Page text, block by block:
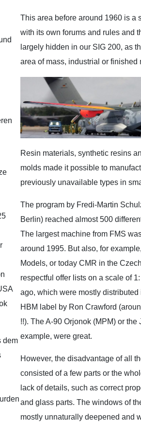
dem
This area before around 1960 is a
with its own forums and rules and
largely hidden in our SIG 200, as
area of ​​mass, industrial or finished
Resin materials, synthetic resins
molds made it possible to
previously unavailable types in
The program by Fredi-Martin
Berlin) reached almost 500
The largest machine from FMS
around 1995. But also, for
Models, or today CMR in the
respectful offer lists on a scale of
ago, which were mostly distributed
HBM label by Ron Crawford
!!). The A-90 Orjonok (MPM) or the
example, were great.
However, the disadvantage of all
consisted of a few parts or the
lack of details, such as correct
and glass parts. The windows of
mostly unnaturally deepened and